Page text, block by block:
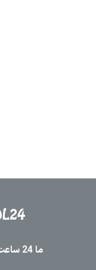
ما 24 ساعت شبانه روز در کنار شما هستیم